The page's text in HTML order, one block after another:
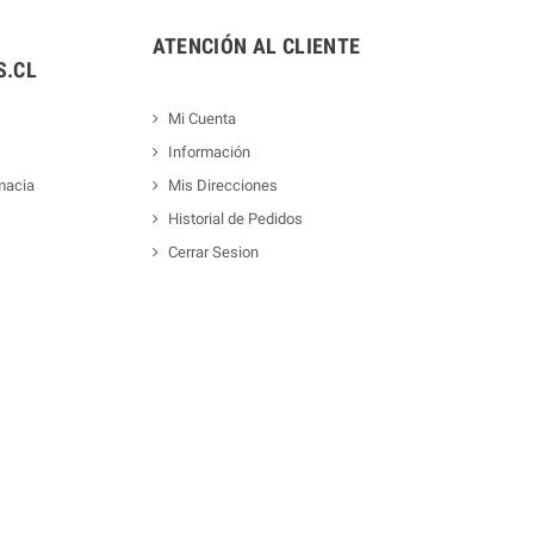
ATENCIÓN AL CLIENTE
Mi Cuenta
Información
Mis Direcciones
Historial de Pedidos
Cerrar Sesion